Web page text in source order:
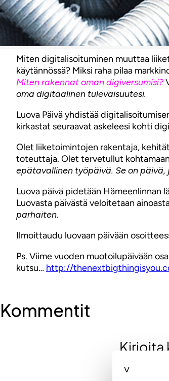
Miten digitalisoituminen muuttaa
käytännössä? Miksi raha pilaa
Miten rakennat oman digiversumisi?
oma digitaalinen tulevaisuutesi.
Luova Päivä yhdistää
kirkastat seuraavat askeleesi kohti
Olet liiketoimintojen rakentaja,
toteuttaja. Olet tervetullut
epätavallinen työpäivä. Se on päivä,
Luova päivä pidetään Hämeenlinnan
Luovasta päivästä veloitetaan
parhaiten.
Ilmoittaudu luovaan päivään
Ps. Viime vuoden muotoilupäivään
kutsu… http://
Kommentit
Kirjoita